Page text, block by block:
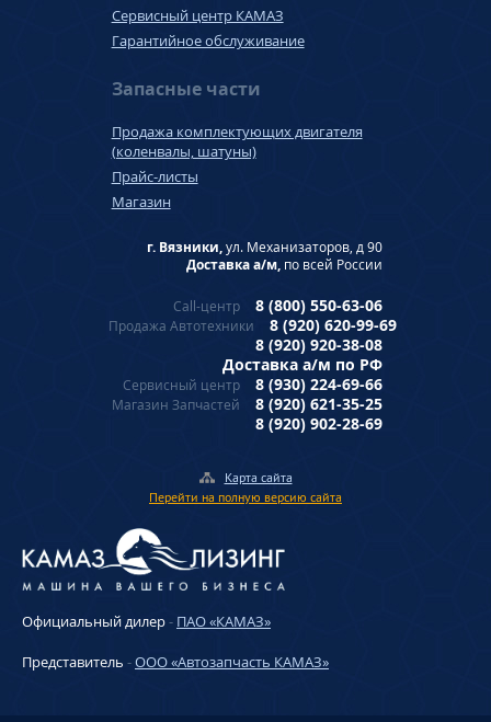
Сервисный центр КАМАЗ
Гарантийное обслуживание
Запасные части
Продажа комплектующих двигателя
(коленвалы, шатуны)
Прайс-листы
Магазин
г. Вязники,ул. Механизаторов, д 90
Доставка а/м, по всей России
Call-центр 8 (800) 550-63-06
Продажа Автотехники
8 (920) 620-99-69
8 (920) 920-38-08
Доставка а/м по РФ
Сервисный центр 8 (930) 224-69-66
Магазин Запчастей
8 (920) 621-35-25
8 (920) 902-28-69
Карта сайта
Перейти на полную версию сайта
Официальный дилер- ПАО «КАМАЗ»
Представитель -ООО «Автозапчасть КАМАЗ»